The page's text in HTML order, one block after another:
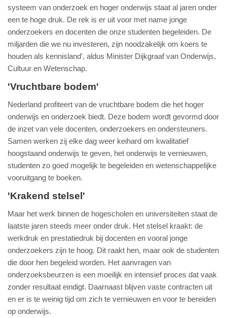
systeem van onderzoek en hoger onderwijs staat al jaren onder
een te hoge druk. De rek is er uit voor met name jonge
onderzoekers en docenten die onze studenten begeleiden. De
miljarden die we nu investeren, zijn noodzakelijk om koers te
houden als kennisland', aldus Minister Dijkgraaf van Onderwijs,
Cultuur en Wetenschap.
'Vruchtbare bodem'
Nederland profiteert van de vruchtbare bodem die het hoger
onderwijs en onderzoek biedt. Deze bodem wordt gevormd door
de inzet van vele docenten, onderzoekers en ondersteuners.
Samen werken zij elke dag weer keihard om kwalitatief
hoogstaand onderwijs te geven, het onderwijs te vernieuwen,
studenten zo goed mogelijk te begeleiden en wetenschappelijke
vooruitgang te boeken.
'Krakend stelsel'
Maar het werk binnen de hogescholen en universiteiten staat de
laatste jaren steeds meer onder druk. Het stelsel kraakt: de
werkdruk en prestatiedruk bij docenten en vooral jonge
onderzoekers zijn te hoog. Dit raakt hen, maar ook de studenten
die door hen begeleid worden. Het aanvragen van
onderzoeksbeurzen is een moeilijk en intensief proces dat vaak
zonder resultaat eindigt. Daarnaast blijven vaste contracten uit
en er is te weinig tijd om zich te vernieuwen en voor te bereiden
op onderwijs.